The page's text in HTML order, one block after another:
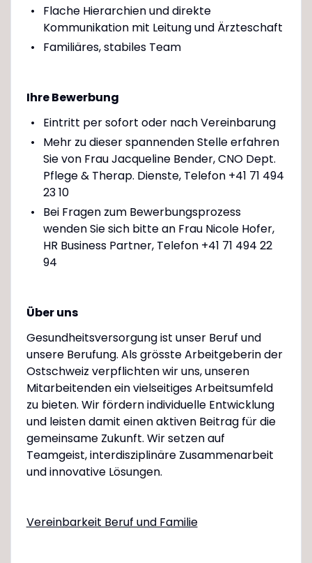
Flache Hierarchien und direkte
Kommunikation mit Leitung und Ärzteschaft
Familiäres, stabiles Team
Ihre Bewerbung
Eintritt per sofort oder nach Vereinbarung
Mehr zu dieser spannenden Stelle erfahren
Sie von Frau Jacqueline Bender, CNO Dept.
Pflege & Therap. Dienste, Telefon +41 71 494
23 10
Bei Fragen zum Bewerbungsprozess
wenden Sie sich bitte an Frau Nicole Hofer,
HR Business Partner, Telefon +41 71 494 22
94
Über uns
Gesundheitsversorgung ist unser Beruf und
unsere Berufung. Als grösste Arbeitgeberin der
Ostschweiz verpflichten wir uns, unseren
Mitarbeitenden ein vielseitiges Arbeitsumfeld
zu bieten. Wir fördern individuelle Entwicklung
und leisten damit einen aktiven Beitrag für die
gemeinsame Zukunft. Wir setzen auf
Teamgeist, interdisziplinäre Zusammenarbeit
und innovative Lösungen.
Vereinbarkeit Beruf und Familie